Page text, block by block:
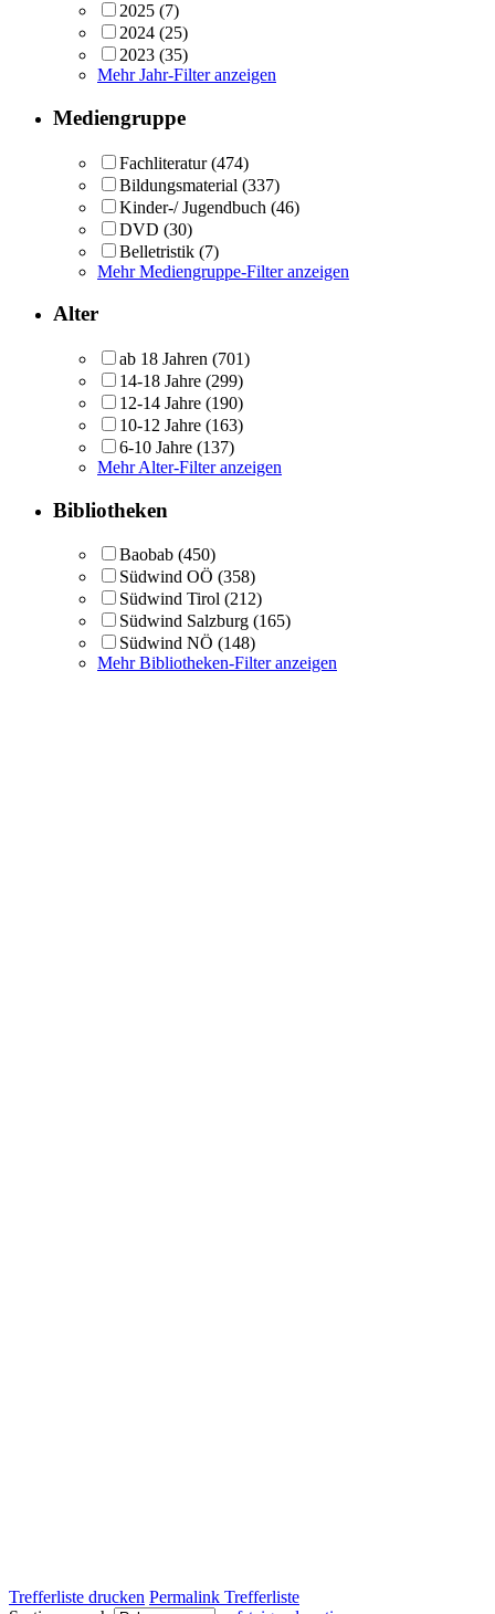
2025 (7)
2024 (25)
2023 (35)
Mehr Jahr-Filter anzeigen
Mediengruppe
Fachliteratur (474)
Bildungsmaterial (337)
Kinder-/ Jugendbuch (46)
DVD (30)
Belletristik (7)
Mehr Mediengruppe-Filter anzeigen
Alter
ab 18 Jahren (701)
14-18 Jahre (299)
12-14 Jahre (190)
10-12 Jahre (163)
6-10 Jahre (137)
Mehr Alter-Filter anzeigen
Bibliotheken
Baobab (450)
Südwind OÖ (358)
Südwind Tirol (212)
Südwind Salzburg (165)
Südwind NÖ (148)
Mehr Bibliotheken-Filter anzeigen
Trefferliste drucken Permalink Trefferliste